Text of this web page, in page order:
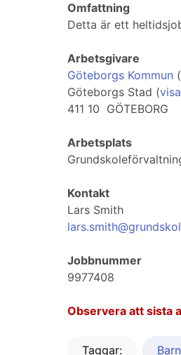
Omfattning
Detta är ett
Arbetsgivare
Göteborgs Kommun
Göteborgs Stad (
411 10 GÖTEBORG
Arbetsplats
Kontakt
Lars Smith
Jobbnummer
9977408
Observera att sista
Taggar: Barn